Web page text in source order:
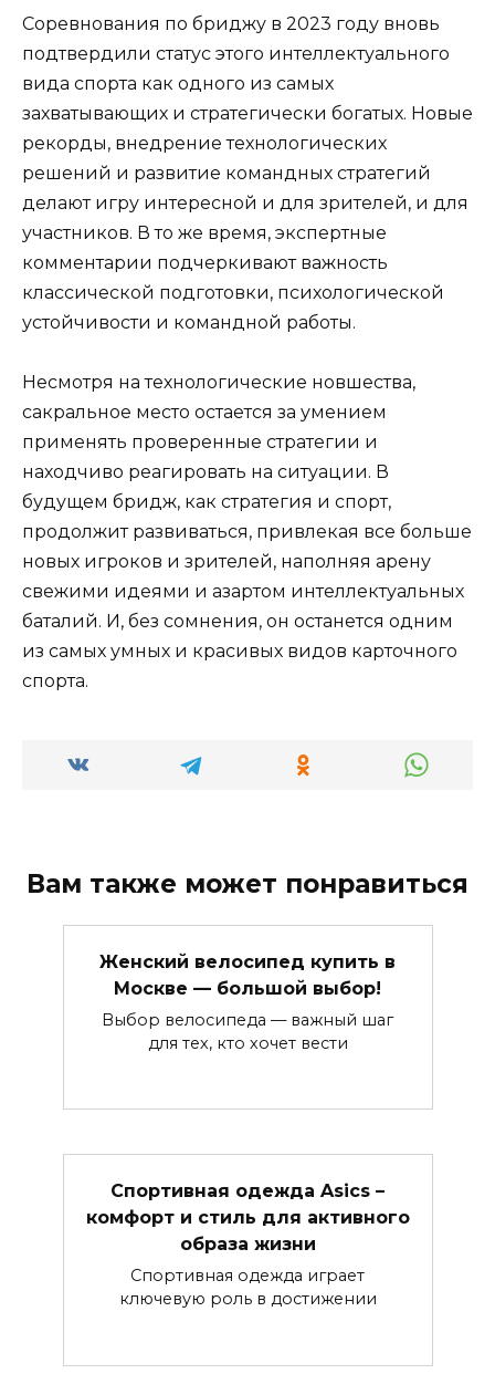
Соревнования по бриджу в 2023 году вновь
подтвердили статус этого интеллектуального
вида спорта как одного из самых
захватывающих и стратегически богатых. Новые
рекорды, внедрение технологических
решений и развитие командных стратегий
делают игру интересной и для зрителей, и для
участников. В то же время, экспертные
комментарии подчеркивают важность
классической подготовки, психологической
устойчивости и командной работы.
Несмотря на технологические новшества,
сакральное место остается за умением
применять проверенные стратегии и
находчиво реагировать на ситуации. В
будущем бридж, как стратегия и спорт,
продолжит развиваться, привлекая все больше
новых игроков и зрителей, наполняя арену
свежими идеями и азартом интеллектуальных
баталий. И, без сомнения, он останется одним
из самых умных и красивых видов карточного
спорта.
Вам также может понравиться
Женский велосипед купить в
Москве — большой выбор!
Выбор велосипеда — важный шаг
для тех, кто хочет вести
Спортивная одежда Asics –
комфорт и стиль для активного
образа жизни
Спортивная одежда играет
ключевую роль в достижении